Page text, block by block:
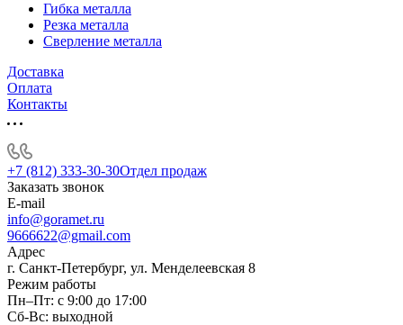
Гибка металла
Резка металла
Сверление металла
Доставка
Оплата
Контакты
+7 (812) 333-30-30Отдел продаж
Заказать звонок
E-mail
info@goramet.ru
9666622@gmail.com
Адрес
г. Санкт-Петербург, ул. Менделеевская 8
Режим работы
Пн–Пт: с 9:00 до 17:00
Сб-Вс: выходной